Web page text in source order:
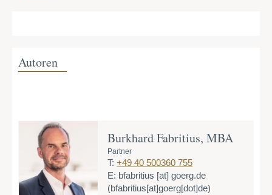
Autoren
Burkhard Fabritius, MBA
Partner
T: +49 40 500360 755
E: bfabritius [at] goerg.de
(bfabritius[at]goerg[dot]de)